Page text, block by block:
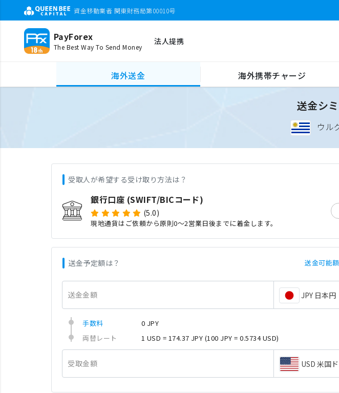
資金移動業者 関東財務局第00010号
PayForex
The Best Way To Send Money
法人提携
海外送金 海外携帯チャージ
送金シ
ウル
受取人が希望する受け取り方法は？
銀行口座 (SWIFT/BICコード)
(5.0)
現地通貨はご依頼から原則0〜2営業日後までに着金します。
送金予定額は？ 送金可能
送金金額 JPY 日本円
手数料
0 JPY
両替レート
1 USD = 174.37 JPY (100 JPY = 0.5734 USD)
受取金額 USD 米国